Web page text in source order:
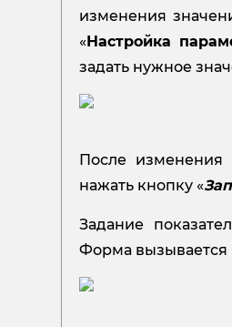
изменения
«Настройка
задать нужное
После изменения
нажать кнопку «
Задание
Форма вызывается